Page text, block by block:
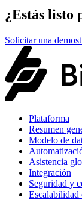
¿Estás listo
Solicitar una
Plataforma
Resumen
Modelo de
Asistencia
Integración
Seguridad y
Escalabilidad